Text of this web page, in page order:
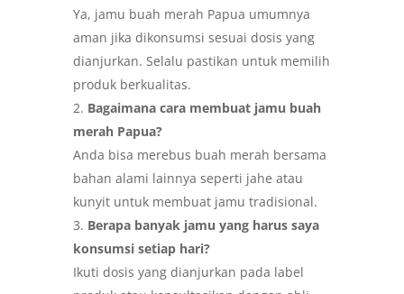
Ya, jamu buah merah Papua umumnya
aman jika dikonsumsi sesuai dosis yang
dianjurkan. Selalu pastikan untuk memilih
produk berkualitas.
Bagaimana cara membuat jamu buah
merah Papua?
Anda bisa merebus buah merah bersama
bahan alami lainnya seperti jahe atau
kunyit untuk membuat jamu tradisional.
Berapa banyak jamu yang harus saya
konsumsi setiap hari?
Ikuti dosis yang dianjurkan pada label